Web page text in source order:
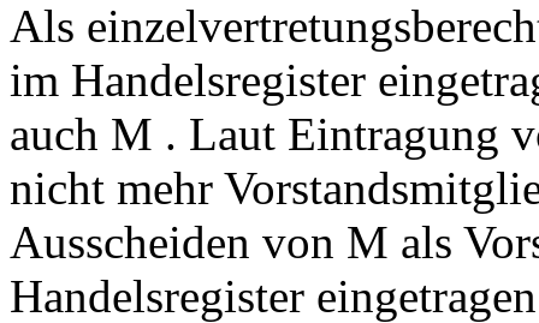
Als
im Handelsregister
auch M . Laut Eintragung
nicht mehr
Ausscheiden von M als
Handelsregister